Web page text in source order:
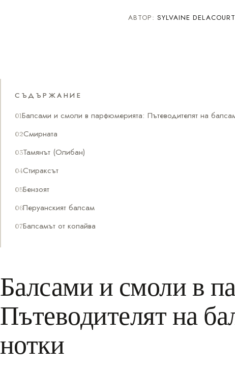
АВТОР: SYLVAINE
СЪДЪРЖАНИЕ
Балсами и смоли в парфюмерията: Пътеводителят на
Смирната
Тамянът (Олибан)
Стираксът
Бензоят
Перуанският балсам
Балсамът от копайва
Балсами и смоли в
Пътеводителят на
нотки